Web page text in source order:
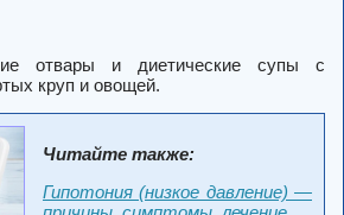
отвары и диетические супы с
круп и овощей.
Читайте также:
Гипотония (низкое давление) —